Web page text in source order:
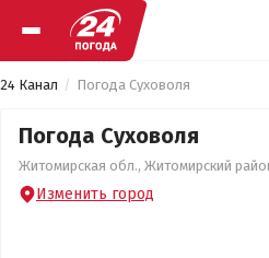
24 Канал Погода Суховоля
Погода Суховоля
Житомирская обл., Житомирский
Изменить город